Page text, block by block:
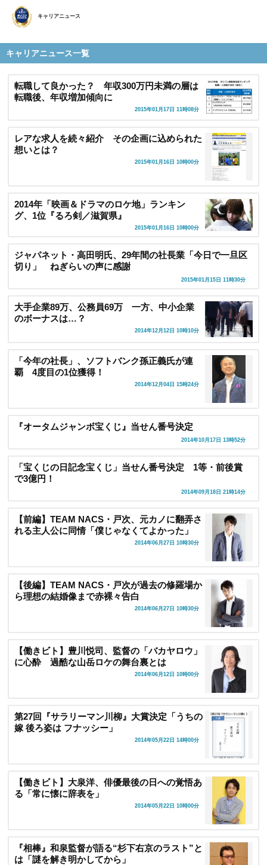
キャリアニュース
キャリアニュース一覧
転職して良かった？ 年収300万円未満の層は
転職後、年収増加傾向に
2015年01月17日 11時08分
レアな求人を続々紹介 その企画に込められた
想いとは？
2015年01月16日 10時00分
2014年「映画＆ドラマのロケ地」ランキン
グ、1位『るろ剣／滋賀県』
2015年01月16日 10時00分
ジャパネット・高田明氏、29年間の社長業「今日で一旦区
切り」 ねぎらいの声に感謝
2015年01月15日 11時30分
大手企業89万、公務員69万 一方、中小企業
のボーナスは…？
2014年12月12日 10時10分
「今年の社長」、ソフトバンク孫正義氏が連
覇 4度目の1位獲得！
2014年12月04日 15時24分
『オータムジャンボ宝くじ』当せん番号決定
2014年10月17日 13時52分
「宝くじの日記念宝くじ」当せん番号決定 1等・前後賞
で3億円！
2014年09月18日 21時14分
【前編】TEAM NACS・戸次、元カノに翻弄さ
れる主人公に同情「僕じゃなくてよかった」
2014年06月27日 10時30分
【後編】TEAM NACS・戸次が過去の修羅場か
ら理想の結婚像まで赤裸々告白
2014年06月27日 10時30分
【働きビト】豊川悦司、監督の「バカヤロウ」
に心酔 過酷な山岳ロケの舞台裏とは
2014年06月12日 10時00分
第27回『サラリーマン川柳』大賞決定「うちの
嫁 後ろ姿は フナッシー」
2014年05月22日 14時00分
【働きビト】大泉洋、俳優最後の日への覚悟あ
る「常に懐に辞表を」
2014年05月22日 10時00分
『相棒』和泉監督が語る“杉下右京のラスト”と
は「謎を解き明かしてから」